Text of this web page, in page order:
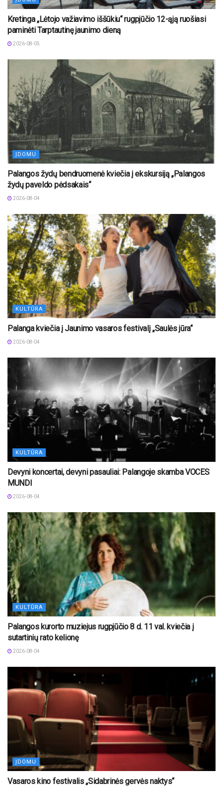
Kretinga „Lėtojo važiavimo iššūkiu“ rugpjūčio 12-ąją ruošiasi
paminėti Tarptautinę jaunimo dieną
2026-08-05
ĮDOMU
Palangos žydų bendruomenė kviečia į ekskursiją „Palangos
žydų paveldo pėdsakais“
2026-08-04
KULTŪRA
Palanga kviečia į Jaunimo vasaros festivalį „Saulės jūra“
2026-08-04
KULTŪRA
Devyni koncertai, devyni pasauliai: Palangoje skamba VOCES
MUNDI
2026-08-04
KULTŪRA
Palangos kurorto muziejus rugpjūčio 8 d. 11 val. kviečia į
sutartinių rato kelionę
2026-08-04
ĮDOMU
Vasaros kino festivalis „Sidabrinės gervės naktys“